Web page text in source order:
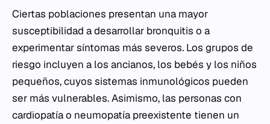
Ciertas poblaciones presentan una mayor
susceptibilidad a desarrollar bronquitis o a
experimentar síntomas más severos. Los grupos de
riesgo incluyen a los ancianos, los bebés y los niños
pequeños, cuyos sistemas inmunológicos pueden
ser más vulnerables. Asimismo, las personas con
cardiopatía o neumopatía preexistente tienen un